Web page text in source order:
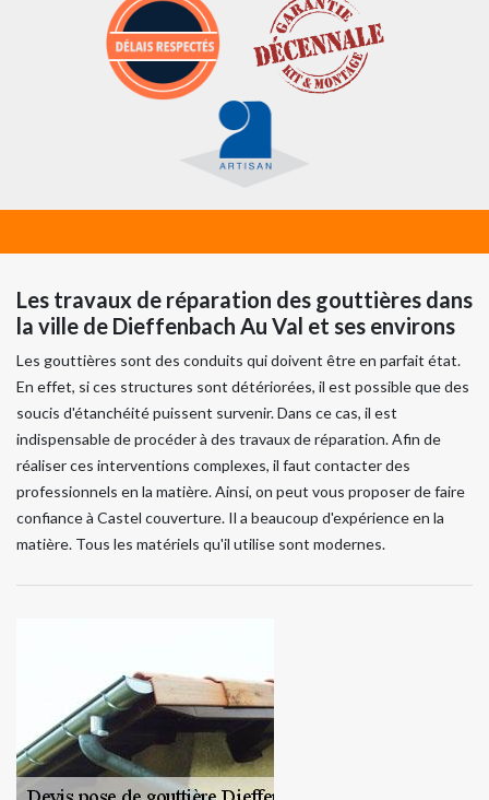
Les travaux de réparation des gouttières dans
la ville de Dieffenbach Au Val et ses environs
Les gouttières sont des conduits qui doivent être en parfait état.
En effet, si ces structures sont détériorées, il est possible que des
soucis d'étanchéité puissent survenir. Dans ce cas, il est
indispensable de procéder à des travaux de réparation. Afin de
réaliser ces interventions complexes, il faut contacter des
professionnels en la matière. Ainsi, on peut vous proposer de faire
confiance à Castel couverture. Il a beaucoup d'expérience en la
matière. Tous les matériels qu'il utilise sont modernes.